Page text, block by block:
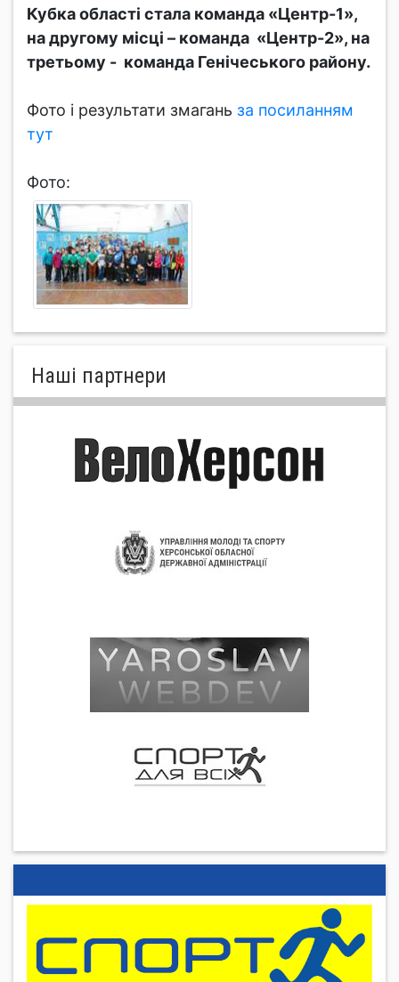
Кубка області стала команда «Центр-1»,
на другому місці – команда «Центр-2», на
третьому - команда Генічеського району.
Фото і результати змагань за посиланням
тут
Фото:
Нашi партнери